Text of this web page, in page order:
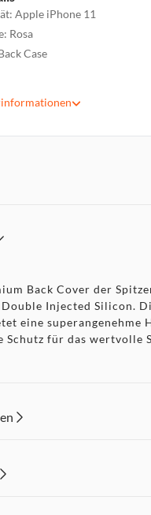
Apple iPhone 11
Rosa
Case
Back Cover der
Injected Silicon.
eine superangenehme
Schutz für das wertvolle